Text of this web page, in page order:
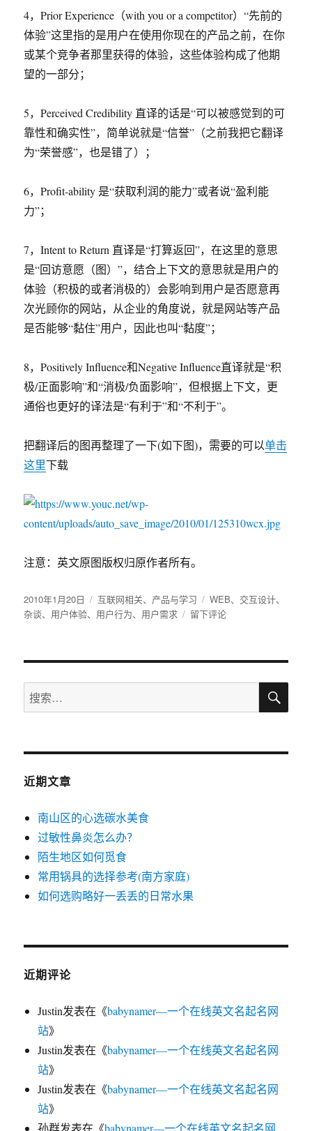
4，Prior Experience（with you or a competitor）“先前的
体验”这里指的是用户在使用你现在的产品之前，在你
或某个竞争者那里获得的体验，这些体验构成了他期
望的一部分；
5，Perceived Credibility 直译的话是“可以被感觉到的可
靠性和确实性”，简单说就是“信誉”（之前我把它翻译
为“荣誉感”，也是错了）；
6，Profit-ability 是“获取利润的能力”或者说“盈利能
力”；
7，Intent to Return 直译是“打算返回”，在这里的意思
是“回访意愿（图）”，结合上下文的意思就是用户的
体验（积极的或者消极的）会影响到用户是否愿意再
次光顾你的网站，从企业的角度说，就是网站等产品
是否能够“黏住”用户，因此也叫“黏度”；
8，Positively Influence和Negative Influence直译就是“积
极/正面影响”和“消极/负面影响”，但根据上下文，更
通俗也更好的译法是“有利于”和“不利于”。
把翻译后的图再整理了一下(如下图)，需要的可以单击
这里下载
注意：英文原图版权归原作者所有。
发
布
2010年1月20日
分
类
互联网相关、 产品与学习
标
签
WEB、 交互设计、
杂谈、 用户体验、 用户行为、 用户需求
于
体
的
值
留下评论
搜
索：
搜
近期文章
南山区的心选碳水美食
过敏性鼻炎怎么办？
陌生地区如何觅食
常用锅具的选择参考(南方家庭)
如何选购略好一丢丢的日常水果
近期评论
Justin发表在《babynamer—一个在线英文名起名网
站》
Justin发表在《babynamer—一个在线英文名起名网
站》
Justin发表在《babynamer—一个在线英文名起名网
站》
孙群发表在《babynamer—一个在线英文名起名网